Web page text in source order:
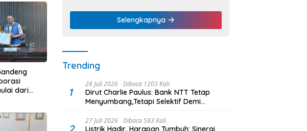
dari
Penggerak UMKM
Selengkapnya
Trending
1
28 Juli 2026 Dibaca 1203 Kali
Dirut Charlie Paulus: Bank NTT Tetap
Menyumbang,Tetapi Selektif Demi
Kepentingan Masyarakat
27 Juli 2026 Dibaca 583 Kali
Listrik Hadir, Harapan Tumbuh: Sinergi